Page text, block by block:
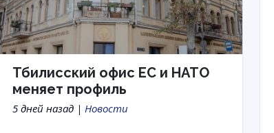
Тбилисский офис ЕС и НАТО
меняет профиль
5 дней назад | Новости